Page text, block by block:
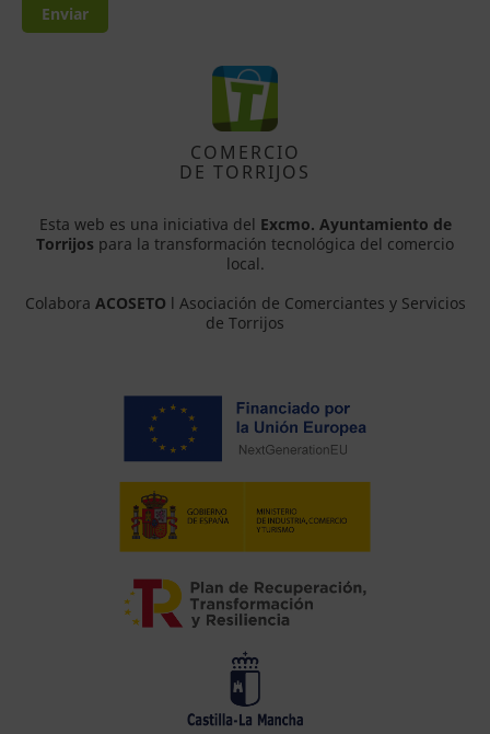
Enviar
COMERCIO
DE TORRIJOS
Esta web es una iniciativa del Excmo. Ayuntamiento de
Torrijos para la transformación tecnológica del comercio
local.
Colabora ACOSETO l Asociación de Comerciantes y Servicios
de Torrijos